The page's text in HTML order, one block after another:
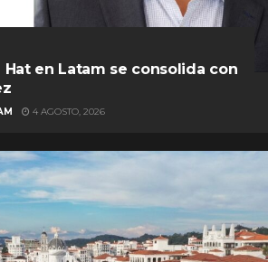
Hat en Latam se consolida con
4 AGOSTO, 2026